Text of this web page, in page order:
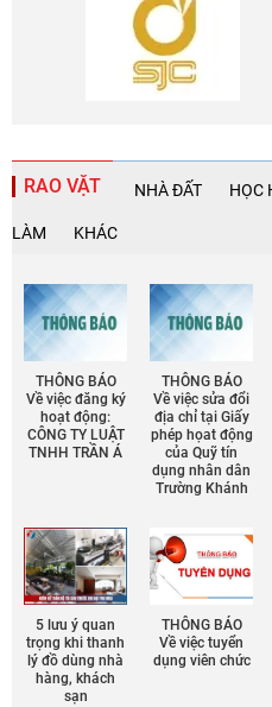
RAO VẶT NHÀ ĐẤT HỌC
LÀM KHÁC
THÔNG BÁO
Về việc đăng ký
hoạt động:
CÔNG TY LUẬT
TNHH TRẦN Á
THÔNG BÁO
Về việc sửa đổi
địa chỉ tại Giấy
phép họat động
của Quỹ tín
dụng nhân dân
Trường Khánh
5 lưu ý quan
trọng khi thanh
lý đồ dùng nhà
hàng, khách
sạn
THÔNG BÁO
Về việc tuyển
dụng viên chức